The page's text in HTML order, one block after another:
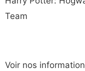
Team
Voir nos